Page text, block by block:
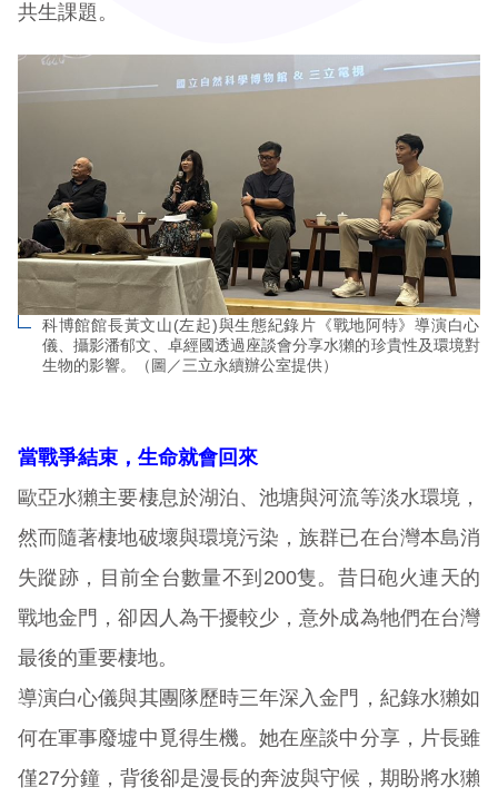
共生課題。
科博館館長黃文山(左起)與生態紀錄片《戰地阿特》導演白心
儀、攝影潘郁文、卓經國透過座談會分享水獺的珍貴性及環境對
生物的影響。（圖／三立永續辦公室提供）
當戰爭結束，生命就會回來
歐亞水獺主要棲息於湖泊、池塘與河流等淡水環境，
然而隨著棲地破壞與環境污染，族群已在台灣本島消
失蹤跡，目前全台數量不到200隻。昔日砲火連天的
戰地金門，卻因人為干擾較少，意外成為牠們在台灣
最後的重要棲地。
導演白心儀與其團隊歷時三年深入金門，紀錄水獺如
何在軍事廢墟中覓得生機。她在座談中分享，片長雖
僅27分鐘，背後卻是漫長的奔波與守候，期盼將水獺